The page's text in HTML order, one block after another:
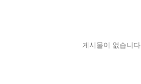
게시물이 없습니다.